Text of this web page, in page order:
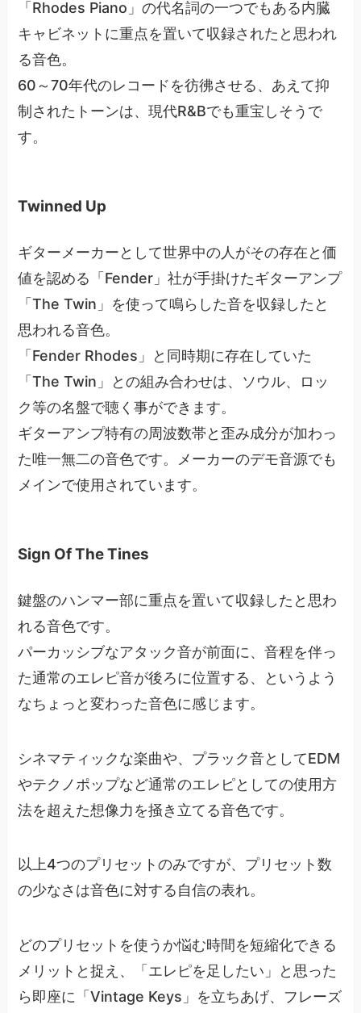
「Rhodes Piano」の代名詞の一つでもある内臓
キャビネットに重点を置いて収録されたと思われ
る音色。
60～70年代のレコードを彷彿させる、あえて抑
制されたトーンは、現代R&Bでも重宝しそうで
す。
Twinned Up
ギターメーカーとして世界中の人がその存在と価
値を認める「Fender」社が手掛けたギターアンプ
「The Twin」を使って鳴らした音を収録したと
思われる音色。
「Fender Rhodes」と同時期に存在していた
「The Twin」との組み合わせは、ソウル、ロッ
ク等の名盤で聴く事ができます。
ギターアンプ特有の周波数帯と歪み成分が加わっ
た唯一無二の音色です。メーカーのデモ音源でも
メインで使用されています。
Sign Of The Tines
鍵盤のハンマー部に重点を置いて収録したと思わ
れる音色です。
パーカッシブなアタック音が前面に、音程を伴っ
た通常のエレピ音が後ろに位置する、というよう
なちょっと変わった音色に感じます。
シネマティックな楽曲や、プラック音としてEDM
やテクノポップなど通常のエレピとしての使用方
法を超えた想像力を掻き立てる音色です。
以上4つのプリセットのみですが、プリセット数
の少なさは音色に対する自信の表れ。
どのプリセットを使うか悩む時間を短縮化できる
メリットと捉え、「エレピを足したい」と思った
ら即座に「Vintage Keys」を立ちあげ、フレーズ